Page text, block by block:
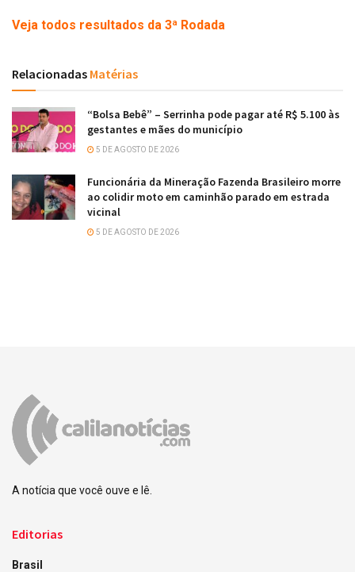
Veja todos resultados da 3ª Rodada
Relacionadas Matérias
“Bolsa Bebê” – Serrinha pode pagar até R$ 5.100 às
gestantes e mães do município
5 DE AGOSTO DE 2026
Funcionária da Mineração Fazenda Brasileiro morre
ao colidir moto em caminhão parado em estrada
vicinal
5 DE AGOSTO DE 2026
A notícia que você ouve e lê.
Editorias
Brasil